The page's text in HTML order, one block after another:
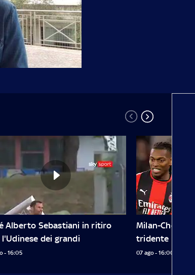
Alberto Sebastiani in ritiro
l'Udinese dei grandi
- 16:05
Milan-Chelsea,
tridente Leao-
07 ago - 16:00